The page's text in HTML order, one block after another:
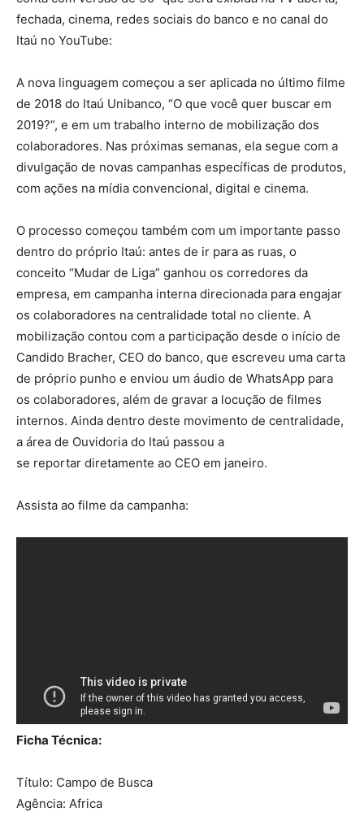
fechada, cinema, redes sociais do banco e no canal do
Itaú no YouTube:
A nova linguagem começou a ser aplicada no último filme
de 2018 do Itaú Unibanco, “O que você quer buscar em
2019?”, e em um trabalho interno de mobilização dos
colaboradores. Nas próximas semanas, ela segue com a
divulgação de novas campanhas específicas de produtos,
com ações na mídia convencional, digital e cinema.
O processo começou também com um importante passo
dentro do próprio Itaú: antes de ir para as ruas, o
conceito “Mudar de Liga” ganhou os corredores da
empresa, em campanha interna direcionada para engajar
os colaboradores na centralidade total no cliente. A
mobilização contou com a participação desde o início de
Candido Bracher, CEO do banco, que escreveu uma carta
de próprio punho e enviou um áudio de WhatsApp para
os colaboradores, além de gravar a locução de filmes
internos. Ainda dentro deste movimento de centralidade,
a área de Ouvidoria do Itaú passou a
se reportar diretamente ao CEO em janeiro.
Assista ao filme da campanha:
Ficha Técnica:
Título: Campo de Busca
Agência: Africa